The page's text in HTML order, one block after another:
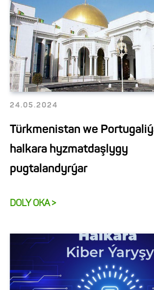
24.05.2024
Türkmenistan we
halkara hyzmatdaşlygy
pugtalandyrýar
DOLY OKA >